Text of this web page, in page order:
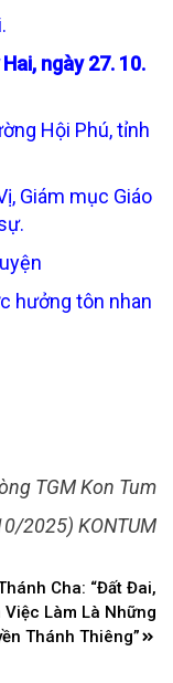
ngày 27. 10.
Hội Phú, tỉnh
Giám mục Giáo
hưởng tôn nhan
TGM Kon Tum
2025) KONTUM
Cha: “Đất Đai,
Việc Làm Là Những
Thánh Thiêng”